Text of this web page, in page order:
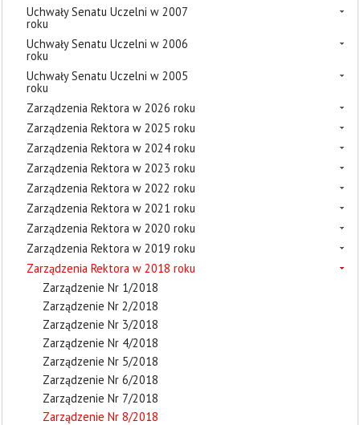
Uchwały Senatu Uczelni w 2007
roku
Uchwały Senatu Uczelni w 2006
roku
Uchwały Senatu Uczelni w 2005
roku
Zarządzenia Rektora w 2026 roku
Zarządzenia Rektora w 2025 roku
Zarządzenia Rektora w 2024 roku
Zarządzenia Rektora w 2023 roku
Zarządzenia Rektora w 2022 roku
Zarządzenia Rektora w 2021 roku
Zarządzenia Rektora w 2020 roku
Zarządzenia Rektora w 2019 roku
Zarządzenia Rektora w 2018 roku
Zarządzenie Nr 1/2018
Zarządzenie Nr 2/2018
Zarządzenie Nr 3/2018
Zarządzenie Nr 4/2018
Zarządzenie Nr 5/2018
Zarządzenie Nr 6/2018
Zarządzenie Nr 7/2018
Zarządzenie Nr 8/2018